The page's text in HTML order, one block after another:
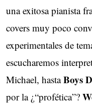
una exitosa pianista
covers muy poco
experimentales de
escucharemos
Michael, hastaBoys
por la ¿“profética”?